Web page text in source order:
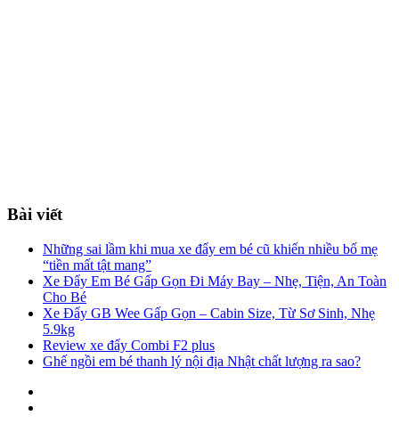
Bài viết
Những sai lầm khi mua xe đẩy em bé cũ khiến nhiều bố mẹ
“tiền mất tật mang”
Xe Đẩy Em Bé Gấp Gọn Đi Máy Bay – Nhẹ, Tiện, An Toàn
Cho Bé
Xe Đẩy GB Wee Gấp Gọn – Cabin Size, Từ Sơ Sinh, Nhẹ
5.9kg
Review xe đẩy Combi F2 plus
Ghế ngồi em bé thanh lý nội địa Nhật chất lượng ra sao?